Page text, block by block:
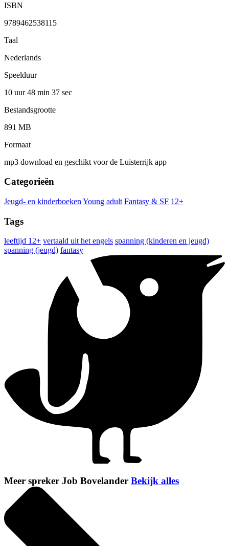
ISBN
9789462538115
Taal
Nederlands
Speelduur
10 uur 48 min 37 sec
Bestandsgrootte
891 MB
Formaat
mp3 download en geschikt voor de Luisterrijk app
Categorieën
Jeugd- en kinderboeken Young adult Fantasy & SF 12+
Tags
leeftijd 12+ vertaald uit het engels spanning (kinderen en jeugd)
spanning (jeugd) fantasy
Meer spreker Job Bovelander Bekijk alles